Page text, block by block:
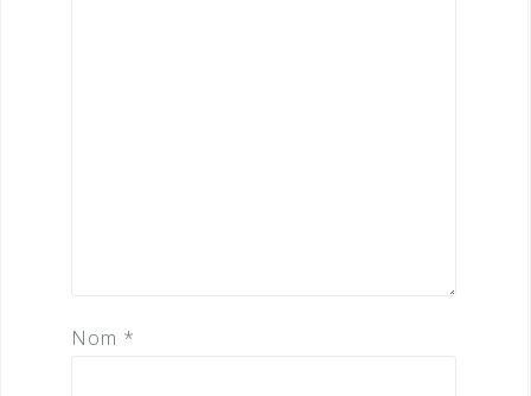
Nom *